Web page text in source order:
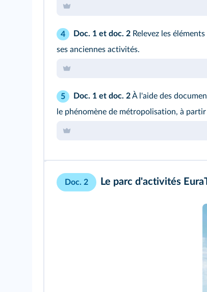
4 Doc. 1 et doc. 2 Relevez les
ses anciennes activités.
5 Doc. 1 et doc. 2À l'aide des
le phénomène de métropolisation, à
Doc. 2 Le parc d'activités